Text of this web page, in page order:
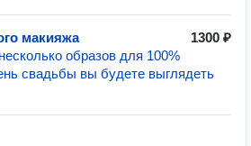
макияжа
1300 ₽
образов для 100%
свадьбы вы будете выглядеть